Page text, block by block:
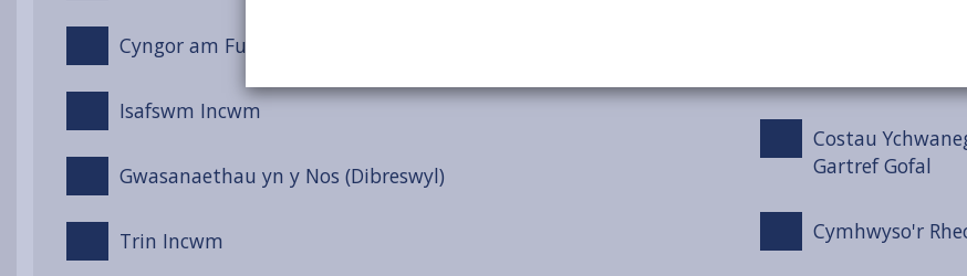
Cyngor am Fudd-Daliadau
Isafswm Incwm
Gwasanaethau yn y Nos (Dibreswyl)
Trin Incwm
Costau
Costau
Gartref Gofal
Cymhwyso'r